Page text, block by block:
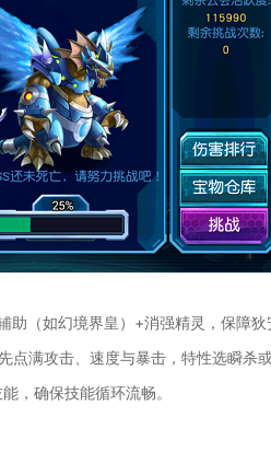
助（如幻境界皇）+消强精灵，保障
满攻击、速度与暴击，特性选瞬杀
，确保技能循环流畅。